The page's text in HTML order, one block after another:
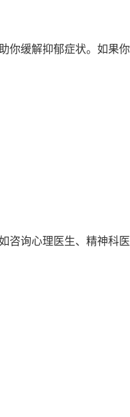
你缓解抑郁症状。如果
咨询心理医生、精神科